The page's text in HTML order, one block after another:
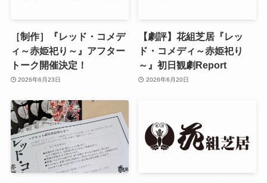
［制作］『レッド・コメデ
ィ～赤姫祀り～』アフター
トーク開催決定！
2026年6月23日
【劇評】花組芝居『レッ
ド・コメディ～赤姫祀り
～』初日観劇Report
2026年6月20日